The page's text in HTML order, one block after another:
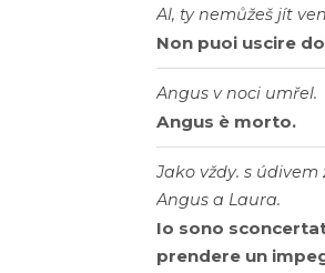
Al, ty nemůžeš jít
Non puoi uscire
Angus v noci umřel.
Angus è morto.
Jako vždy. s
Angus a Laura.
Io sono
prendere un